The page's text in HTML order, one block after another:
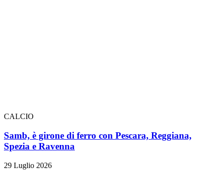
CALCIO
Samb, è girone di ferro con Pescara, Reggiana,
Spezia e Ravenna
29 Luglio 2026